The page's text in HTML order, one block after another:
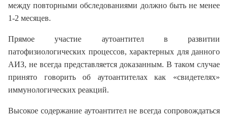
между повторными обследованиями должно быть не менее
1-2 месяцев.
Прямое участие аутоантител в развитии
патофизиологических процессов, характерных для данного
АИЗ, не всегда представляется доказанным. В таком случае
принято говорить об аутоантителах как «свидетелях»
иммунологических реакций.
Высокое содержание аутоантител не всегда сопровождаться